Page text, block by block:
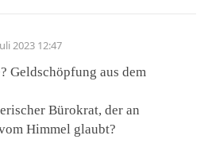
2023 12:47
Geldschöpfung aus dem
Bürokrat, der an
Himmel glaubt?